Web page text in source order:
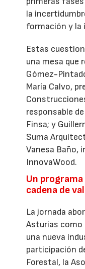
la
formación y la
Estas
una mesa que
Gómez-
María Calvo,
responsable
Finsa; y
Suma
Vanesa Baño,
InnovaWood.
Un
cadena de
La jornada
Asturias como
una nueva
participación
Forestal, la